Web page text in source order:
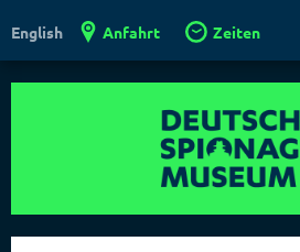
English Anfahrt Zeiten